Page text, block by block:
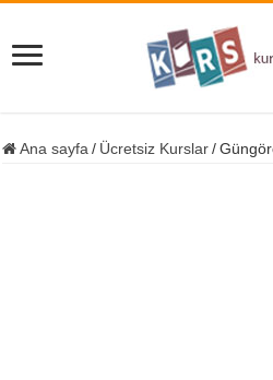
Ana sayfa / Ücretsiz Kurslar /